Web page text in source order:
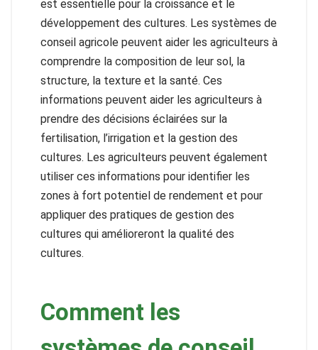
est essentielle pour la croissance et le
développement des cultures. Les systèmes de
conseil agricole peuvent aider les agriculteurs à
comprendre la composition de leur sol, la
structure, la texture et la santé. Ces
informations peuvent aider les agriculteurs à
prendre des décisions éclairées sur la
fertilisation, l’irrigation et la gestion des
cultures. Les agriculteurs peuvent également
utiliser ces informations pour identifier les
zones à fort potentiel de rendement et pour
appliquer des pratiques de gestion des
cultures qui amélioreront la qualité des
cultures.
Comment les